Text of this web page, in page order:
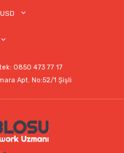
USD
0850 473 77 17
Apt. No:52/1 Şişli